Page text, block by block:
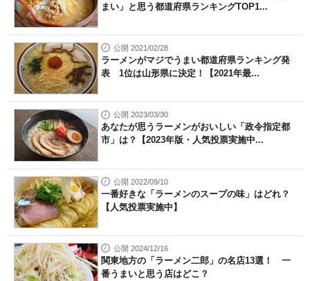
まい」と思う都道府県ランキングTOP1...
公開 2021/02/28
ラーメンがマジでうまい都道府県ランキング発
表 1位は山形県に決定！【2021年最...
公開 2023/03/30
あなたが思うラーメンがおいしい「政令指定都
市」は？【2023年版・人気投票実施中...
公開 2022/09/10
一番好きな「ラーメンのスープの味」はどれ？
【人気投票実施中】
公開 2024/12/16
関東地方の「ラーメン二郎」の名店13選！ 一
番うまいと思う店はどこ？